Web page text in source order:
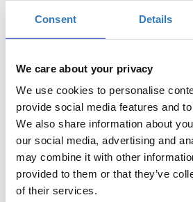
Consent Details
We care about your privacy
We use cookies to personalise
provide social media features and
We also share information about
our social media, advertising and
may combine it with other
provided to them or that they’ve
of their services.
& 26/02 (15:00 - 18:00)
Άτομα με ελάχιστη εμπειρία στον
θέλουν κάνουν τα πρώτα τους
εφαρμογών χρησιμοποιώντας τη
Προαπαιτούμενα:
Καλή γνώση
γνώσεις μαθηματικών.
Σύντομη περιγραφή: